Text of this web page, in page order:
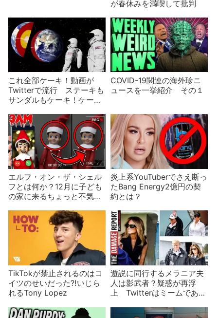
が春休みを満喫して批判
これ全部ケーキ！動画が
Twitterで流行 ステーキも
サンダルもケーキ！ケーキ
COVID-19関連の海外珍ニ
ュースを一挙紹介 その１
エルフ・オン・ザ・シェル
フとは何か？12月に子ども
の家に来るちょっと不気味
炎上系YouTuberでさえ断っ
たBang Energy2億円の契
約とは？
TikTokが禁止されるのはコ
イツのせいだった⁈いじら
れるTony Lopez
遊説に同行するメラニア夫
人は影武者？疑惑が再浮
上 Twitterはミームであふ